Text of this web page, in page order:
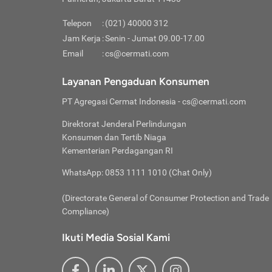
rendah
Jika
Kredit
Telepon :(021) 40000 312
Jam Kerja :Senin - Jumat 09.00-17.00
Email
:cs@cermati.com
Layanan Pengaduan Konsumen
PT Agregasi Cermat Indonesia - cs@cermati.com
Direktorat Jenderal Perlindungan
Konsumen dan Tertib Niaga
Kementerian Perdagangan RI
WhatsApp: 0853 1111 1010 (Chat Only)
(Directorate General of Consumer Protection and Trade
Compliance)
Ikuti Media Sosial Kami